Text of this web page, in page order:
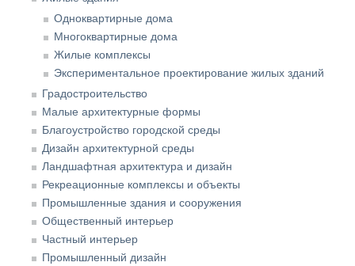
Одноквартирные дома
Многоквартирные дома
Жилые комплексы
Экспериментальное проектирование жилых зданий
Градостроительство
Малые архитектурные формы
Благоустройство городской среды
Дизайн архитектурной среды
Ландшафтная архитектура и дизайн
Рекреационные комплексы и объекты
Промышленные здания и сооружения
Общественный интерьер
Частный интерьер
Промышленный дизайн